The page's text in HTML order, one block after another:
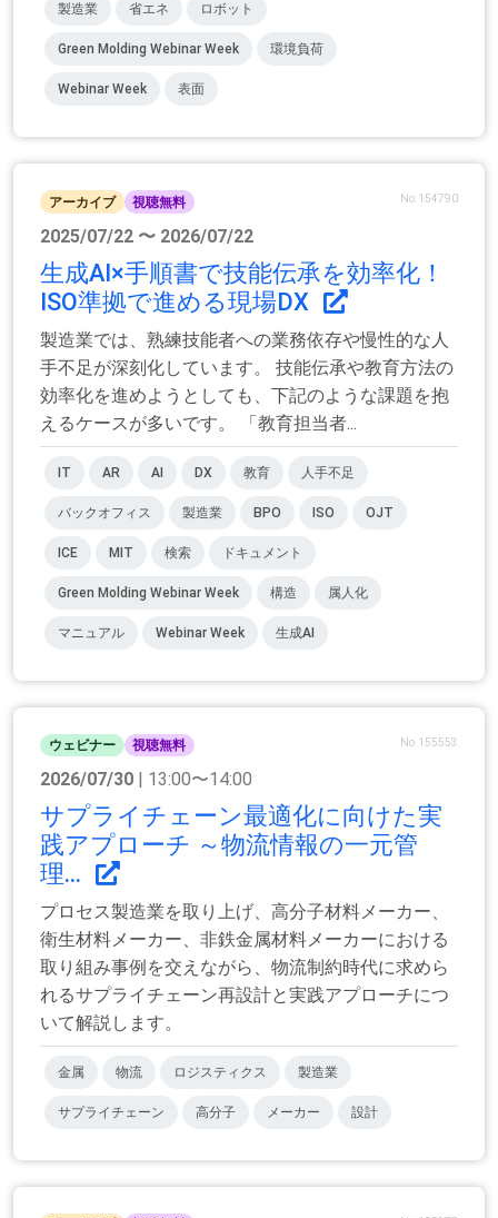
製造業 省エネ ロボット
Green Molding Webinar Week 環境負荷
Webinar Week 表面
アーカイブ 視聴無料 No.154790
2025/07/22 〜 2026/07/22
生成AI×手順書で技能伝承を効率化！
ISO準拠で進める現場DX
製造業では、熟練技能者への業務依存や慢性的な人
手不足が深刻化しています。 技能伝承や教育方法の
効率化を進めようとしても、下記のような課題を抱
えるケースが多いです。 「教育担当者...
IT AR AI DX 教育 人手不足
バックオフィス 製造業 BPO ISO OJT
ICE MIT 検索 ドキュメント
Green Molding Webinar Week 構造 属人化
マニュアル Webinar Week 生成AI
ウェビナー 視聴無料 No.155553
2026/07/30 | 13:00〜14:00
サプライチェーン最適化に向けた実
践アプローチ ～物流情報の一元管
理...
プロセス製造業を取り上げ、高分子材料メーカー、
衛生材料メーカー、非鉄金属材料メーカーにおける
取り組み事例を交えながら、物流制約時代に求めら
れるサプライチェーン再設計と実践アプローチにつ
いて解説します。
金属 物流 ロジスティクス 製造業
サプライチェーン 高分子 メーカー 設計